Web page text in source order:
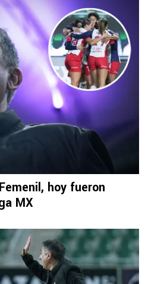
hoy fueron
MX